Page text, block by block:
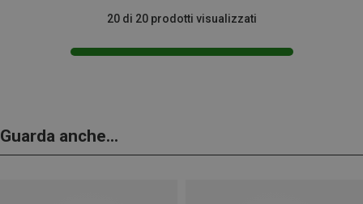
20 di 20 prodotti visualizzati
Guarda anche...